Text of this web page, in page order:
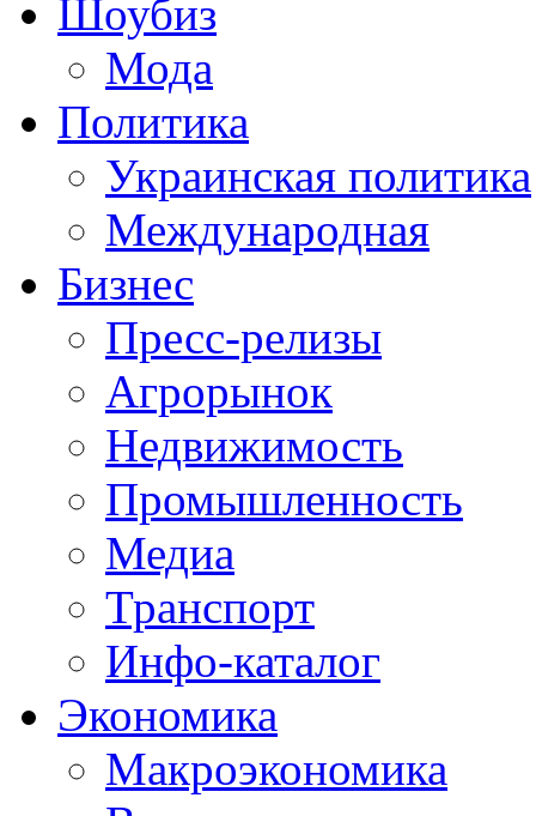
Шоубиз
Мода
Политика
Украинская политика
Международная
Бизнес
Пресс-релизы
Агрорынок
Недвижимость
Промышленность
Медиа
Транспорт
Инфо-каталог
Экономика
Макроэкономика